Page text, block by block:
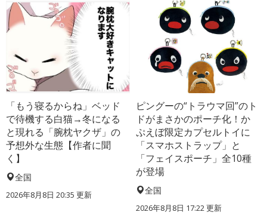
「もう寝るからね」ベッド
で待機する白猫→冬になる
と現れる「腕枕ヤクザ」の
予想外な生態【作者に聞
く】
全国
2026年8月8日 20:35 更新
ピングーの“トラウマ回”のト
ドがまさかのポーチ化！か
ぷえぼ限定カプセルトイに
「スマホストラップ」と
「フェイスポーチ」全10種
が登場
全国
2026年8月8日 17:22更新